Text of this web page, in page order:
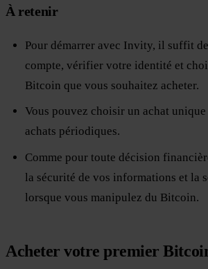
À retenir
Pour démarrer avec Invity, il suffit
compte, vérifier votre identité et
Bitcoin que vous souhaitez acheter.
Vous pouvez choisir un achat
achats périodiques.
Comme pour toute décision
la sécurité de vos informations et la
lorsque vous manipulez du Bitcoin.
Acheter votre premier